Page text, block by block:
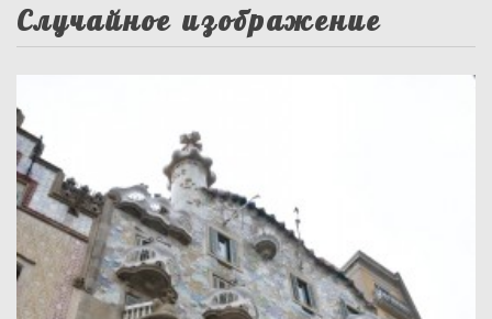
Случайное изображение